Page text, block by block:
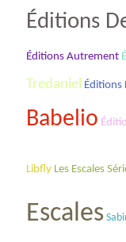
Éditions
Éditions Autrement
Tredaniel Éditions
Babelio
Libfly Les Escales
Escales